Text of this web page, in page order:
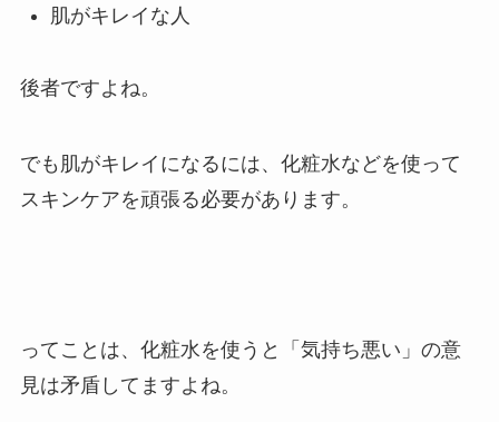
肌がキレイな人
後者ですよね。
でも肌がキレイになるには、化粧水などを使って
スキンケアを頑張る必要があります。
ってことは、 化粧水を使うと「気持ち悪い」の意
見は矛盾してますよね。